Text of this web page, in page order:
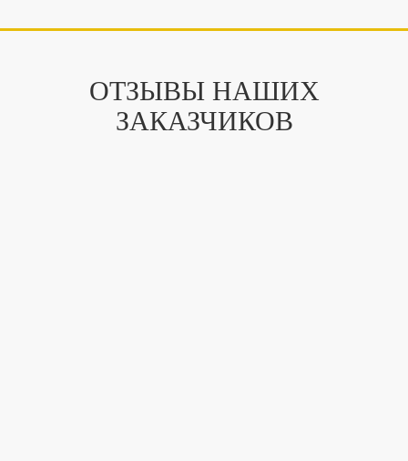
ОТЗЫВЫ НАШИХ
ЗАКАЗЧИКОВ